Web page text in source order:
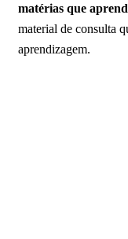
matérias que
material de consulta
aprendizagem.